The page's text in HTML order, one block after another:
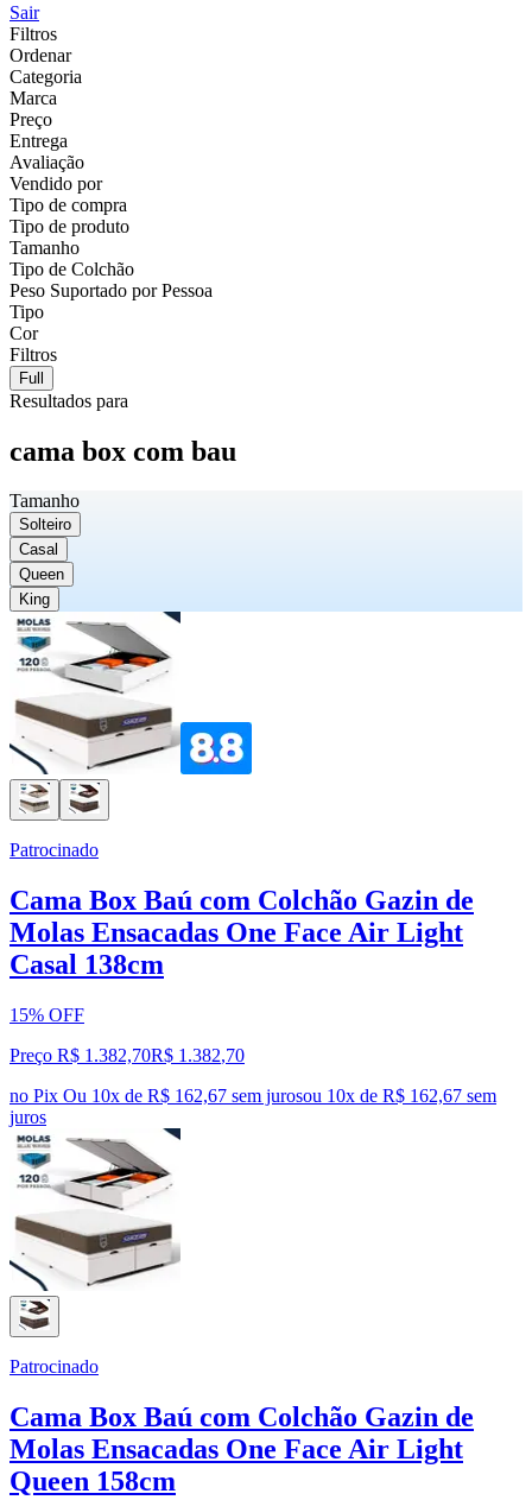
Sair
Filtros
Ordenar
Categoria
Marca
Preço
Entrega
Avaliação
Vendido por
Tipo de compra
Tipo de produto
Tamanho
Tipo de Colchão
Peso Suportado por Pessoa
Tipo
Cor
Filtros
Full
Resultados para
cama box com bau
Tamanho
Solteiro
Casal
Queen
King
Patrocinado
Cama Box Baú com Colchão Gazin de
Molas Ensacadas One Face Air Light
Casal 138cm
15% OFF
Preço R$ 1.382,70R$ 1.382,70
no Pix Ou 10x de R$ 162,67 sem jurosou 10x de R$ 162,67 sem
juros
Patrocinado
Cama Box Baú com Colchão Gazin de
Molas Ensacadas One Face Air Light
Queen 158cm